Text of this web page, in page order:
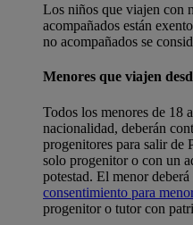
Los niños que viajen con
acompañados están
no acompañados se
Menores que viajen
Todos los menores de 18
nacionalidad, deberán
progenitores para salir de
solo progenitor o con un
potestad. El menor
consentimiento para
progenitor o tutor con